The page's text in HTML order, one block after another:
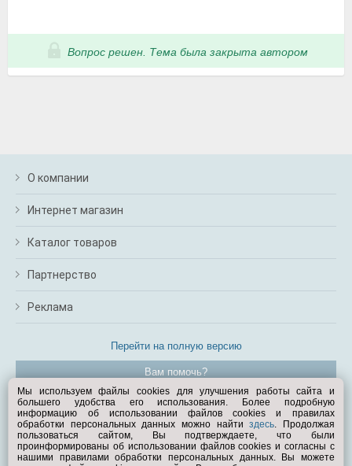
Вопрос решен. Тема была закрыта автором
О компании
Интернет магазин
Каталог товаров
Партнерство
Реклама
Перейти на полную версию
Вам помочь?
© Exist.ru 1998—2026
Мы используем файлы cookies для улучшения работы сайта и
большего удобства его использования. Более подробную
информацию об использовании файлов cookies и правилах
обработки персональных данных можно найтиздесь. Продолжая
пользоваться сайтом, Вы подтверждаете, что были
проинформированы об использовании файлов cookies и согласны с
нашими правилами обработки персональных данных. Вы можете